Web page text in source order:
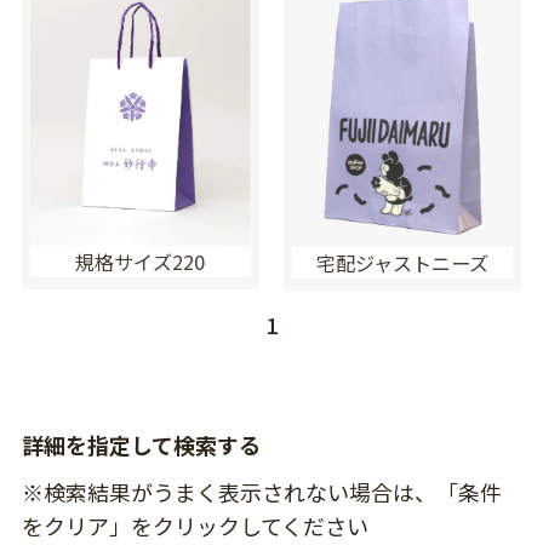
規格サイズ220 宅配ジャストニーズ
1
詳細を指定して検索する
※検索結果がうまく表示されない場合は、「条件
をクリア」をクリックしてください